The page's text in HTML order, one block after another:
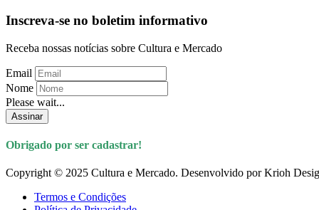
Inscreva-se no boletim informativo
Receba nossas notícias sobre Cultura e Mercado
Email
Nome
Please wait...
Assinar
Obrigado por ser cadastrar!
Copyright © 2025 Cultura e Mercado. Desenvolvido por Krioh
Termos e Condições